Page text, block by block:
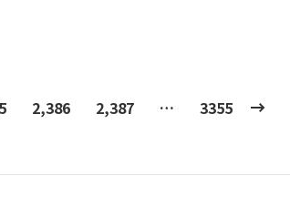
2,386 2,387 … 3355